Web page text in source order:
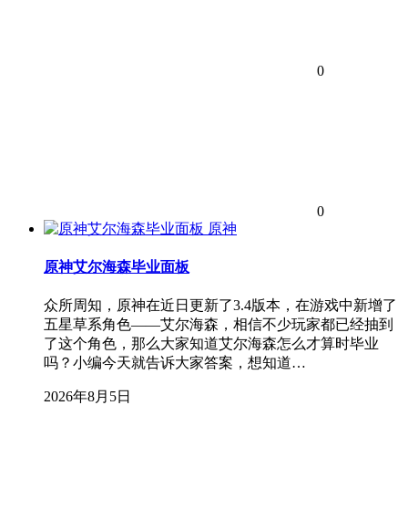
0
0
原神
原神艾尔海森毕业面板
众所周知，原神在近日更新了3.4版本，在游戏中新增了
五星草系角色——艾尔海森，相信不少玩家都已经抽到
了这个角色，那么大家知道艾尔海森怎么才算时毕业
吗？小编今天就告诉大家答案，想知道…
2026年8月5日